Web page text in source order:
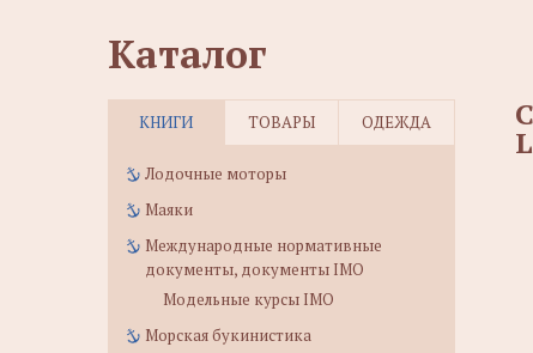
Каталог
КНИГИ ТОВАРЫ ОДЕЖДА
Лодочные моторы
Маяки
Международные нормативные
документы, документы IMO
Модельные курсы IMO
Морская букинистика